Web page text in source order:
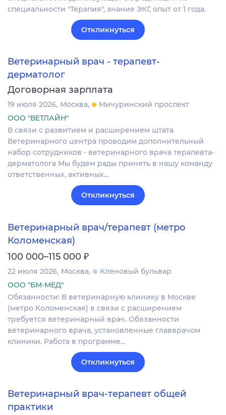
специальности "Терапия", знание ЭКГ, опыт от 1 года.
Откликнуться
Ветеринарный врач - терапевт-
дерматолог
Договорная зарплата
19 июля 2026 Москва
Мичуринский проспект
ООО "ВЕТЛАЙН"
В связи с развитием и расширением штата
Ветеринарного центра проводим дополнительный
набор сотрудников - ветеринарного врача терапевта-
дерматолога Мы будем рады принять в нашу команду
ответственных, активных…
Откликнуться
Ветеринарный врач/терапевт (метро
Коломенская)
100 000–115 000 ₽
22 июля 2026 Москва
Кленовый бульвар
ООО "БМ-МЕД"
Обязанности: В ветеринарную клинику в Москве
(метро Коломенская) в связи с расширением
требуется ветеринарный врач. Обязанности
ветеринарного врача, установленные главврачом
клиники. Работа в программе…
Откликнуться
Ветеринарный врач-терапевт общей
практики